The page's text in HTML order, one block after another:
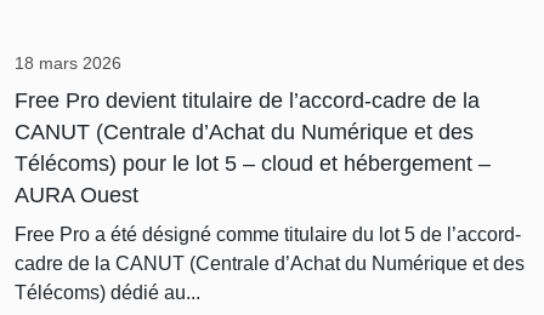
18 mars 2026
Free Pro devient titulaire de l’accord-cadre de la
CANUT (Centrale d’Achat du Numérique et des
Télécoms) pour le lot 5 – cloud et hébergement –
AURA Ouest
Free Pro a été désigné comme titulaire du lot 5 de l’accord-
cadre de la CANUT (Centrale d’Achat du Numérique et des
Télécoms) dédié au...